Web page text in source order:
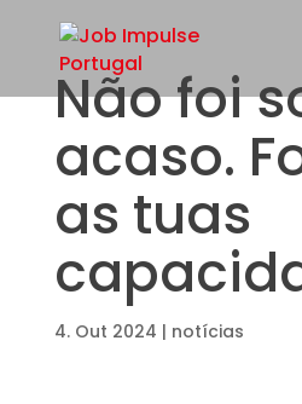
Não foi
acaso.
as tuas
4. Out 2024 | notícias